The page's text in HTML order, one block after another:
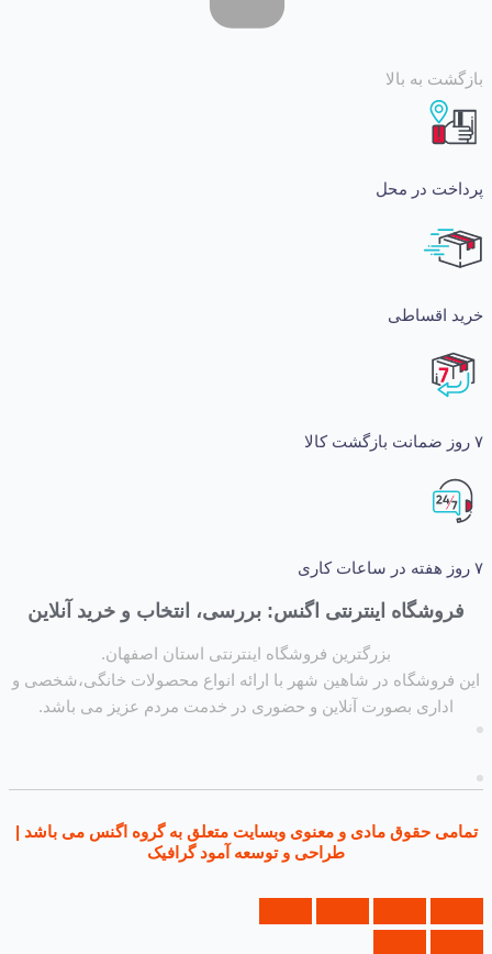
به بالا
در محل
اینترنتی اگنس: بررسی، انتخاب و خرید آنلاین
بزرگترین فروشگاه اینترنتی استان اصفهان.
در شاهین شهر با ارائه انواع محصولات خانگی،شخصی و
بصورت آنلاین و حضوری در خدمت مردم عزیز می باشد.
حقوق مادی و معنوی وبسایت متعلق به گروه اگنس می باشد |
طراحی و توسعه آمود گرافیک